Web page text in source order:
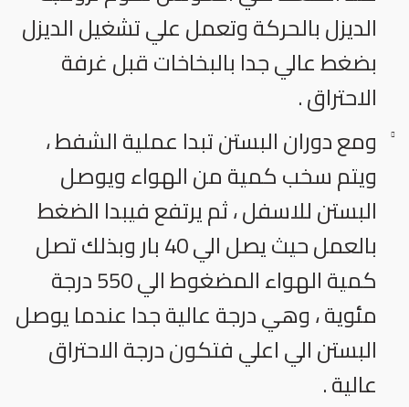
الديزل بالحركة وتعمل علي تشغيل الديزل
بضغط عالي جدا بالبخاخات قبل غرفة
الاحتراق .
ومع دوران البستن تبدا عملية الشفط ،
ويتم سخب كمية من الهواء ويوصل
البستن للاسفل ، ثم يرتفع فيبدا الضغط
بالعمل حيث يصل الي 40 بار وبذلك تصل
كمية الهواء المضغوط الي 550 درجة
مئوية ، وهي درجة عالية جدا عندما يوصل
البستن الي اعلي فتكون درجة الاحتراق
عالية .